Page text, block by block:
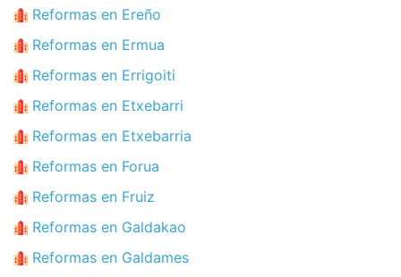
Reformas en Ereño
Reformas en Ermua
Reformas en Errigoiti
Reformas en Etxebarri
Reformas en Etxebarria
Reformas en Forua
Reformas en Fruiz
Reformas en Galdakao
Reformas en Galdames